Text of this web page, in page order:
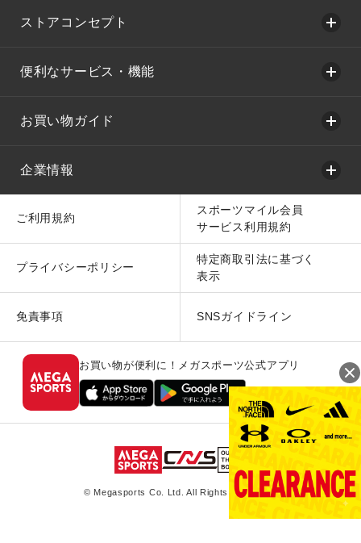
ストアコンセプト
便利なサービス・機能
お買い物ガイド
企業情報
ご利用規約
スポーツマイル会員
サービス利用規約
プライバシーポリシー
特定商取引法に基づく
表示
免責事項 SNSガイドライン
お買い物が便利に！メガスポーツ公式アプリ
© Megasports Co. Ltd. All Rights Reserved.